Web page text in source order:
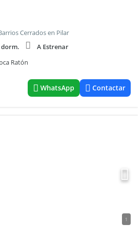
Cerrados en Pilar
dorm.
A Estrenar
Ratón
WhatsApp Contactar
1